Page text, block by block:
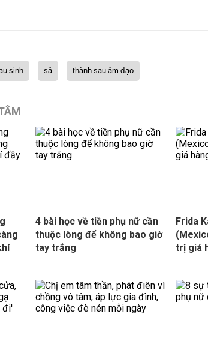
sinh sả thành sau âm đạo
4 bài học về tiền phụ nữ cần
thuộc lòng để không bao giờ
tay trắng
Frida
trị giá